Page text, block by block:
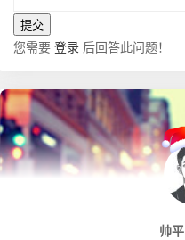
您需要 登录 后回答此问题！
帅平